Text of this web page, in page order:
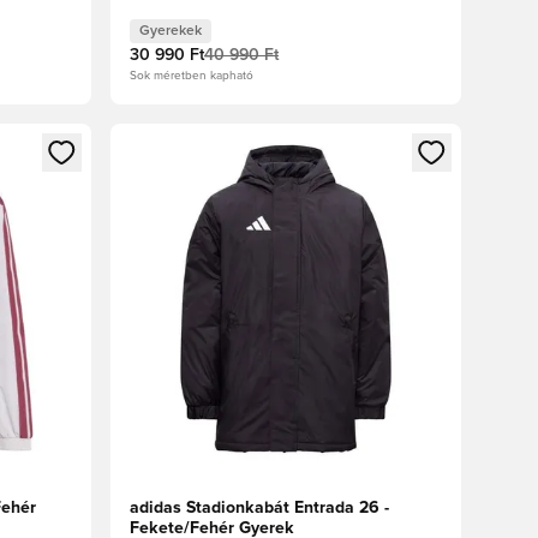
Gyerekek
30 990 Ft40 990 Ft
Sok méretben kapható
vagy a tagként való regisztrációhoz
Megnyit egy modált a bejelentkezéshez vagy a
adidas Stadionkabát Entrada 26 -
Fekete/Fehér Gyerek